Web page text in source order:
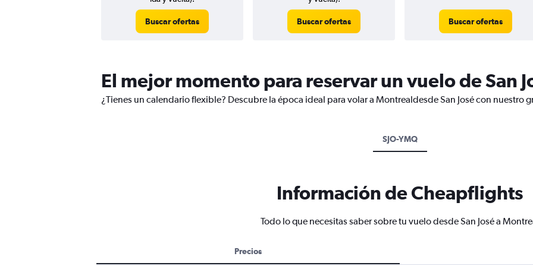
Buscar ofertas Buscar ofertas Buscar ofertas
El mejor momento para reservar un vuelo de San
¿Tienes un calendario flexible? Descubre la época ideal para volar a Montrealdesde San José con nuestro
SJO-YMQ
Información de Cheapflights
Todo lo que necesitas saber sobre tu vuelo desde San José a
Precios